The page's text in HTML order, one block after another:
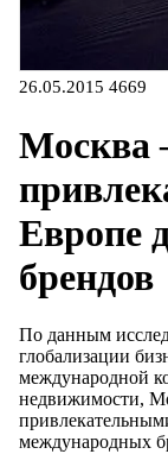
26.05.2015 4669
Москва
Европе
брендов
По данным
глобализации
международной
недвижимости,
международных